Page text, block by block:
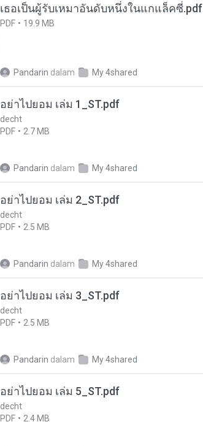
เธอเป็นผู้รับเหมาอันดับหนึ่งในแกแล็คซี่.pdf
PDF 19.9 MB
Pandarin dalam My 4shared
อย่าไปยอม เล่ม 1_ST.pdf
decht
PDF
2.7 MB
Pandarin dalam My 4shared
อย่าไปยอม เล่ม 2_ST.pdf
decht
PDF
2.5 MB
Pandarin dalam My 4shared
อย่าไปยอม เล่ม 3_ST.pdf
decht
PDF
2.5 MB
Pandarin dalam My 4shared
อย่าไปยอม เล่ม 5_ST.pdf
decht
PDF
2.4 MB